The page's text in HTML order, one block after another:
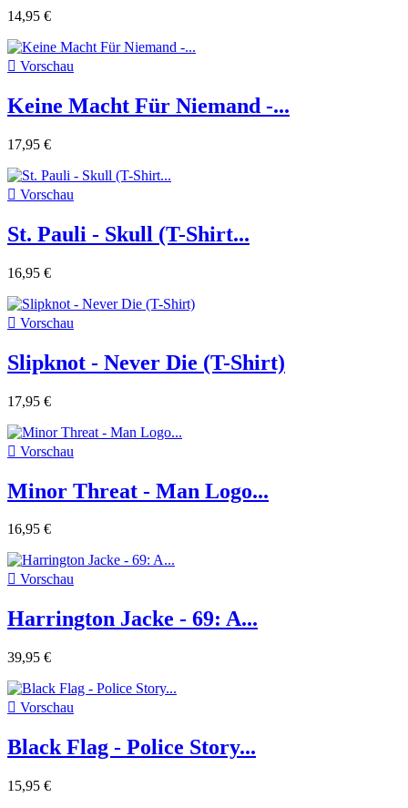
14,95 €
 Vorschau
Keine Macht Für Niemand -...
17,95 €
 Vorschau
St. Pauli - Skull (T-Shirt...
16,95 €
 Vorschau
Slipknot - Never Die (T-Shirt)
17,95 €
 Vorschau
Minor Threat - Man Logo...
16,95 €
 Vorschau
Harrington Jacke - 69: A...
39,95 €
 Vorschau
Black Flag - Police Story...
15,95 €